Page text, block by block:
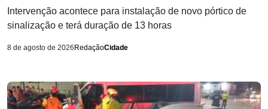
Intervenção acontece para instalação de novo pórtico de
sinalização e terá duração de 13 horas
8 de agosto de 2026 RedaçãoCidade